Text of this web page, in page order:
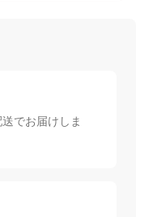
でお届けしま